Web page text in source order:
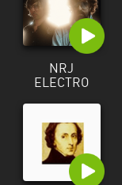
NRJ
ELECTRO